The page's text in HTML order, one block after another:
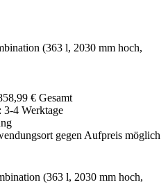
(363 l, 2030 mm hoch,
€ Gesamt
4 Werktage
gegen Aufpreis möglich
(363 l, 2030 mm hoch,